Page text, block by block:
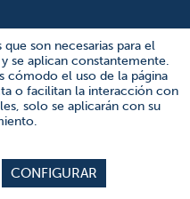
son necesarias para el
se aplican constantemente.
cómodo el uso de la página
o facilitan la interacción con
solo se aplicarán con su
CONFIGURAR